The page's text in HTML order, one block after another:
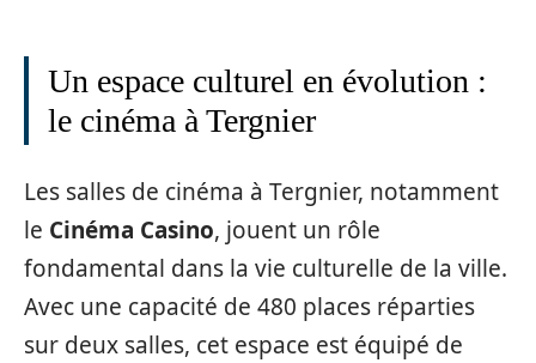
Un espace culturel en évolution :
le cinéma à Tergnier
Les salles de cinéma à Tergnier, notamment
le Cinéma Casino, jouent un rôle
fondamental dans la vie culturelle de la ville.
Avec une capacité de 480 places réparties
sur deux salles, cet espace est équipé de